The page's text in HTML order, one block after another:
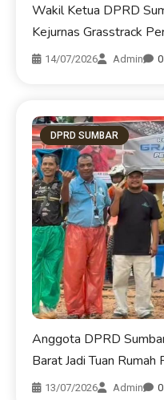
Wakil Ketua DPRD
Kejurnas Grasstrack
14/07/2026 Admin 0
DPRD SUMBAR
Anggota DPRD
Barat Jadi Tuan
13/07/2026 Admin 0